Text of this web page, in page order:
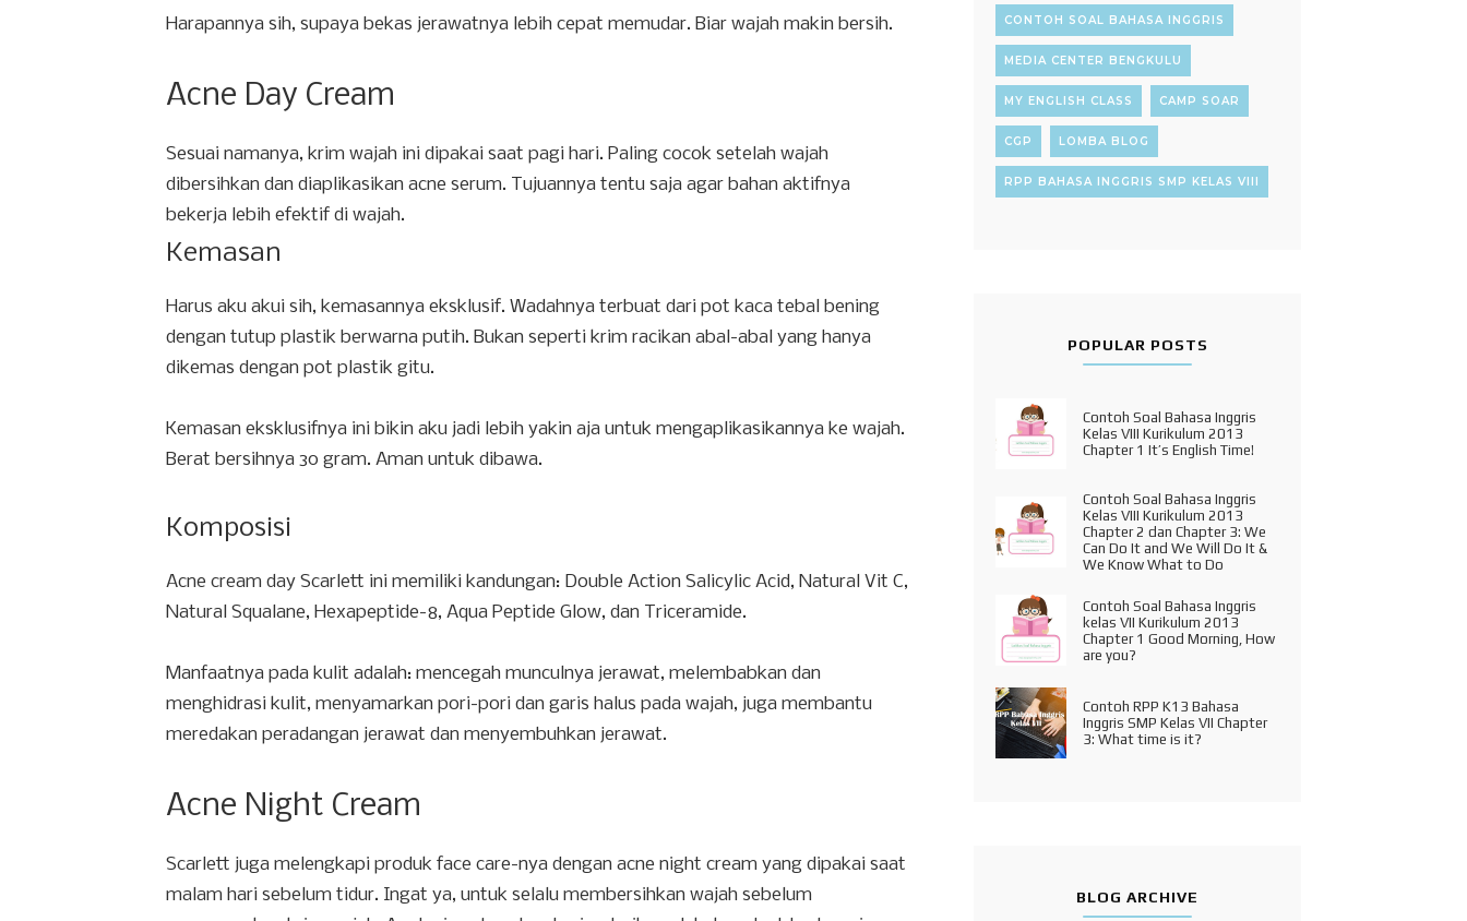
Harapannya sih, supaya bekas jerawatnya lebih cepat memudar. Biar wajah makin bersih.
Acne Day Cream
Sesuai namanya, krim wajah ini dipakai saat pagi hari. Paling cocok setelah wajah
dibersihkan dan diaplikasikan acne serum. Tujuannya tentu saja agar bahan aktifnya
bekerja lebih efektif di wajah.
Kemasan
Harus aku akui sih, kemasannya eksklusif. Wadahnya terbuat dari pot kaca tebal bening
dengan tutup plastik berwarna putih. Bukan seperti krim racikan abal-abal yang hanya
dikemas dengan pot plastik gitu.
Kemasan eksklusifnya ini bikin aku jadi lebih yakin aja untuk mengaplikasikannya ke wajah.
Berat bersihnya 30 gram. Aman untuk dibawa.
Komposisi
Acne cream day Scarlett ini memiliki kandungan: Double Action Salicylic Acid, Natural Vit C,
Natural Squalane, Hexapeptide-8, Aqua Peptide Glow, dan Triceramide.
Manfaatnya pada kulit adalah: mencegah munculnya jerawat, melembabkan dan
menghidrasi kulit, menyamarkan pori-pori dan garis halus pada wajah, juga membantu
meredakan peradangan jerawat dan menyembuhkan jerawat.
Acne Night Cream
Scarlett juga melengkapi produk face care-nya dengan acne night cream yang dipakai saat
malam hari sebelum tidur. Ingat ya, untuk selalu membersihkan wajah sebelum
CONTOH SOAL BAHASA INGGRIS
MEDIA CENTER BENGKULU
MY ENGLISH CLASS CAMP SOAR
CGP LOMBA BLOG
RPP BAHASA INGGRIS SMP KELAS VIII
POPULAR POSTS
Contoh Soal Bahasa Inggris
Kelas VIII Kurikulum 2013
Chapter 1 It’s English Time!
Contoh Soal Bahasa Inggris
Kelas VIII Kurikulum 2013
Chapter 2 dan Chapter 3: We
Can Do It and We Will Do It &
We Know What to Do
Contoh Soal Bahasa Inggris
kelas VII Kurikulum 2013
Chapter 1 Good Morning, How
are you?
Contoh RPP K13 Bahasa
Inggris SMP Kelas VII Chapter
3: What time is it?
BLOG ARCHIVE